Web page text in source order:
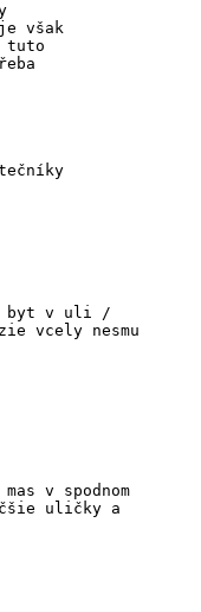
však
tuto
byt v uli /
vcely nesmu
v spodnom
uličky a